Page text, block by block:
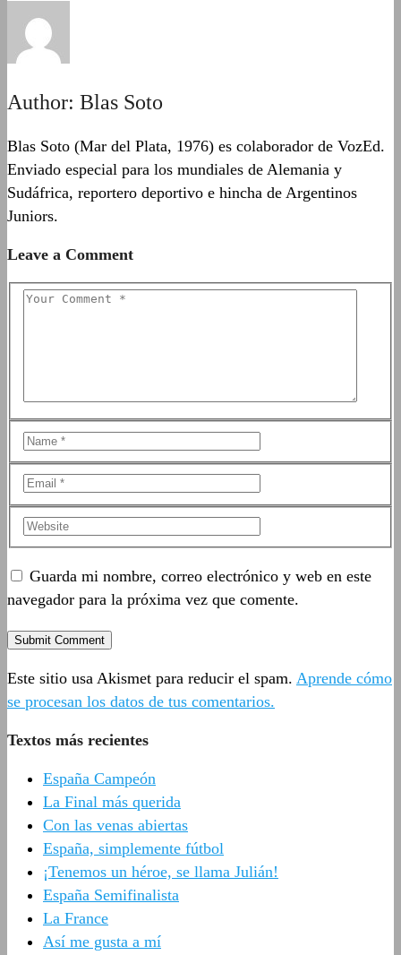
Author: Blas Soto
Blas Soto (Mar del Plata, 1976) es colaborador de VozEd.
Enviado especial para los mundiales de Alemania y
Sudáfrica, reportero deportivo e hincha de Argentinos
Juniors.
Leave a Comment
Guarda mi nombre, correo electrónico y web en este
navegador para la próxima vez que comente.
Este sitio usa Akismet para reducir el spam. Aprende cómo
se procesan los datos de tus comentarios.
Textos más recientes
España Campeón
La Final más querida
Con las venas abiertas
España, simplemente fútbol
¡Tenemos un héroe, se llama Julián!
España Semifinalista
La France
Así me gusta a mí